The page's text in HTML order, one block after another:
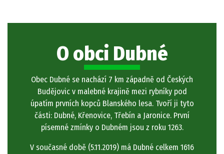
O obci Dubné
Obec Dubné se nachází 7 km západně od Českých
Budějovic v malebné krajině mezi rybníky pod
úpatím prvních kopců Blanského lesa. Tvoří ji tyto
části: Dubné, Křenovice, Třebín a Jaronice. První
písemné zmínky o Dubném jsou z roku 1263.
V současné době (5.11.2019) má Dubné celkem 1616